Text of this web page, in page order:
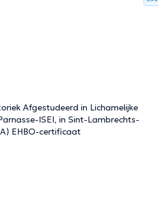
Afgestudeerd in Lichamelijke
ISEI, in Sint-Lambrechts-
EHBO-certificaat